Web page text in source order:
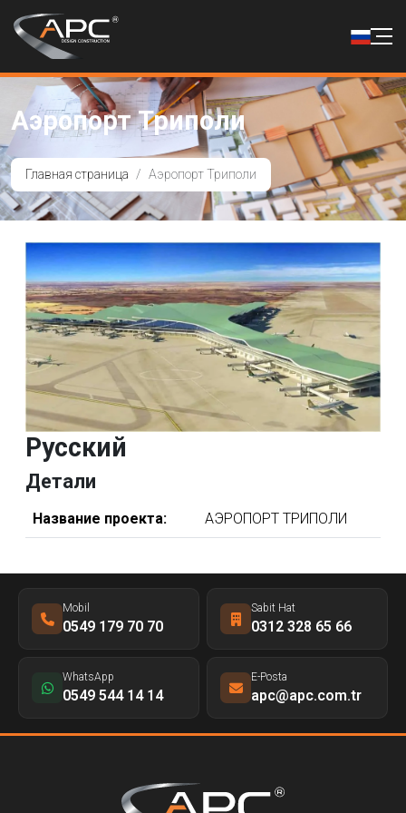
Аэропорт Триполи
Главная страница Аэропорт Триполи
Русский
Детали
Название проекта: АЭРОПОРТ ТРИПОЛИ
Mobil
0549 179 70 70
Sabit Hat
0312 328 65 66
WhatsApp
0549 544 14 14
E-Posta
apc@apc.com.tr